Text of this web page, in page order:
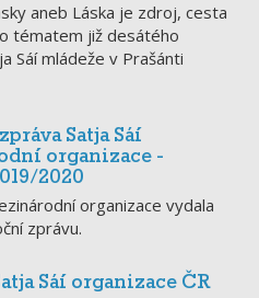
aneb Láska je zdroj, cesta
tématem již desátého
Sáí mládeže v Prašánti
Satja Sáí
organizace -
2020
organizace vydala
zprávu.
Sáí organizace ČR